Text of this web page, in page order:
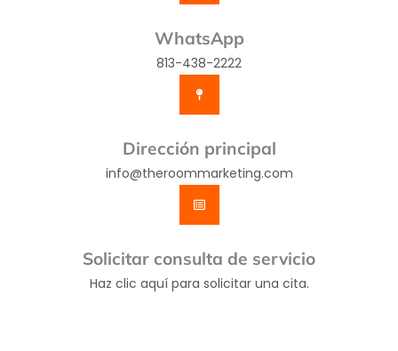
WhatsApp
813-438-2222
Dirección principal
info@theroommarketing.com
Solicitar consulta de servicio
Haz clic aquí para solicitar una cita.